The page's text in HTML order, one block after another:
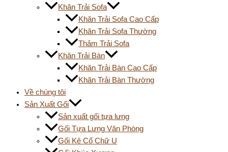
Khăn Trải Sofa
Khăn Trải Sofa Cao Cấp
Khăn Trải Sofa Thường
Thảm Trải Sofa
Khăn Trải Bàn
Khăn Trải Bàn Cao Cấp
Khăn Trải Bàn Thường
Về chúng tôi
Sản Xuất Gối
Sản xuất gối tựa lưng
Gối Tựa Lưng Văn Phòng
Gối Kê Cổ Chữ U